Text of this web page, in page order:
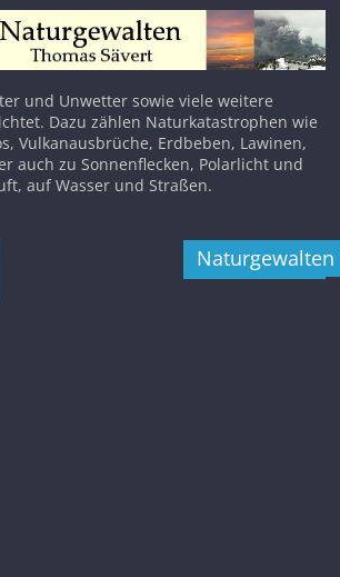
und Unwetter sowie viele weitere
Dazu zählen Naturkatastrophen wie
Vulkanausbrüche, Erdbeben, Lawinen,
auch zu Sonnenflecken, Polarlicht und
auf Wasser und Straßen.
Naturgewalten